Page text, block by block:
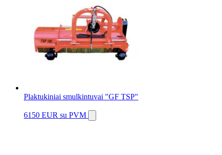
Plaktukiniai smulkintuvai "GF TSP"
6150 EUR su PVM